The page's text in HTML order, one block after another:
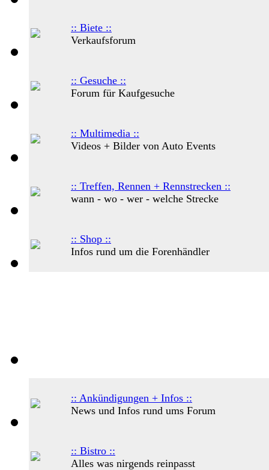
:: Biete ::
Verkaufsforum
:: Gesuche ::
Forum für Kaufgesuche
:: Multimedia ::
Videos + Bilder von Auto Events
:: Treffen, Rennen + Rennstrecken ::
wann - wo - wer - welche Strecke
:: Shop ::
Infos rund um die Forenhändler
:: Ankündigungen + Infos ::
News und Infos rund ums Forum
:: Bistro ::
Alles was nirgends reinpasst